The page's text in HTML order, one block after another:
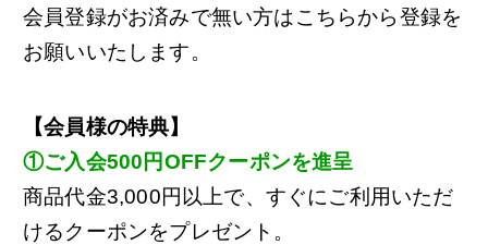
会員登録がお済みで無い方はこちらから登録を
お願いいたします。
【会員様の特典】
①ご入会500円OFFクーポンを進呈
商品代金3,000円以上で、すぐにご利用いただ
けるクーポンをプレゼント。